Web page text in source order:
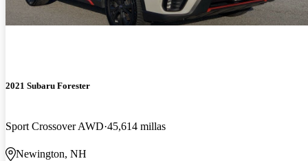
2021 Subaru Forester
Sport Crossover AWD 45,614 millas
Newington, NH